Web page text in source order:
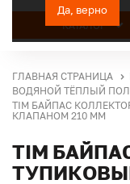
Да, верно
КАТАЛОГ
ГЛАВНАЯ СТРАНИЦА
ВОДЯНОЙ ТЁПЛЫЙ ПОЛ
TIM БАЙПАС
КЛАПАНОМ 210 ММ
TIM